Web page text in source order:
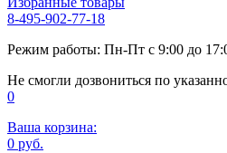
8-495-902-77-18
Режим работы: Пн-Пт с 9:00 до
Не смогли дозвониться по
0
Ваша корзина:
0 руб.